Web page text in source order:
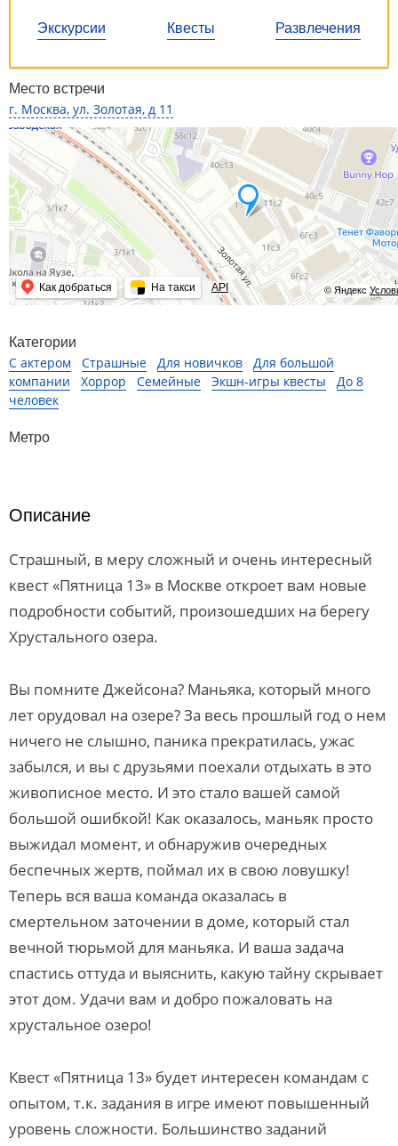
Экскурсии Квесты Развлечения
Место встречи
г. Москва, ул. Золотая, д 11
© Яндекс
Как добраться На такси API
Категории
С актером Страшные Для новичков
Для большой
компании
Хоррор Семейные Экшн-игры квесты
До 8
человек
Метро
Описание
Страшный, в меру сложный и очень интересный
квест «Пятница 13» в Москве откроет вам новые
подробности событий, произошедших на берегу
Хрустального озера.
Вы помните Джейсона? Маньяка, который много
лет орудовал на озере? За весь прошлый год о нем
ничего не слышно, паника прекратилась, ужас
забылся, и вы с друзьями поехали отдыхать в это
живописное место. И это стало вашей самой
большой ошибкой! Как оказалось, маньяк просто
выжидал момент, и обнаружив очередных
беспечных жертв, поймал их в свою ловушку!
Теперь вся ваша команда оказалась в
смертельном заточении в доме, который стал
вечной тюрьмой для маньяка. И ваша задача
спастись оттуда и выяснить, какую тайну скрывает
этот дом. Удачи вам и добро пожаловать на
хрустальное озеро!
Квест «Пятница 13» будет интересен командам с
опытом, т.к. задания в игре имеют повышенный
уровень сложности. Большинство заданий